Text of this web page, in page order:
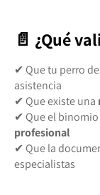
📄 ¿Qué
✔ Que tu perro
asistencia
✔ Que existe una
✔ Que el
profesional
✔ Que la
especialistas